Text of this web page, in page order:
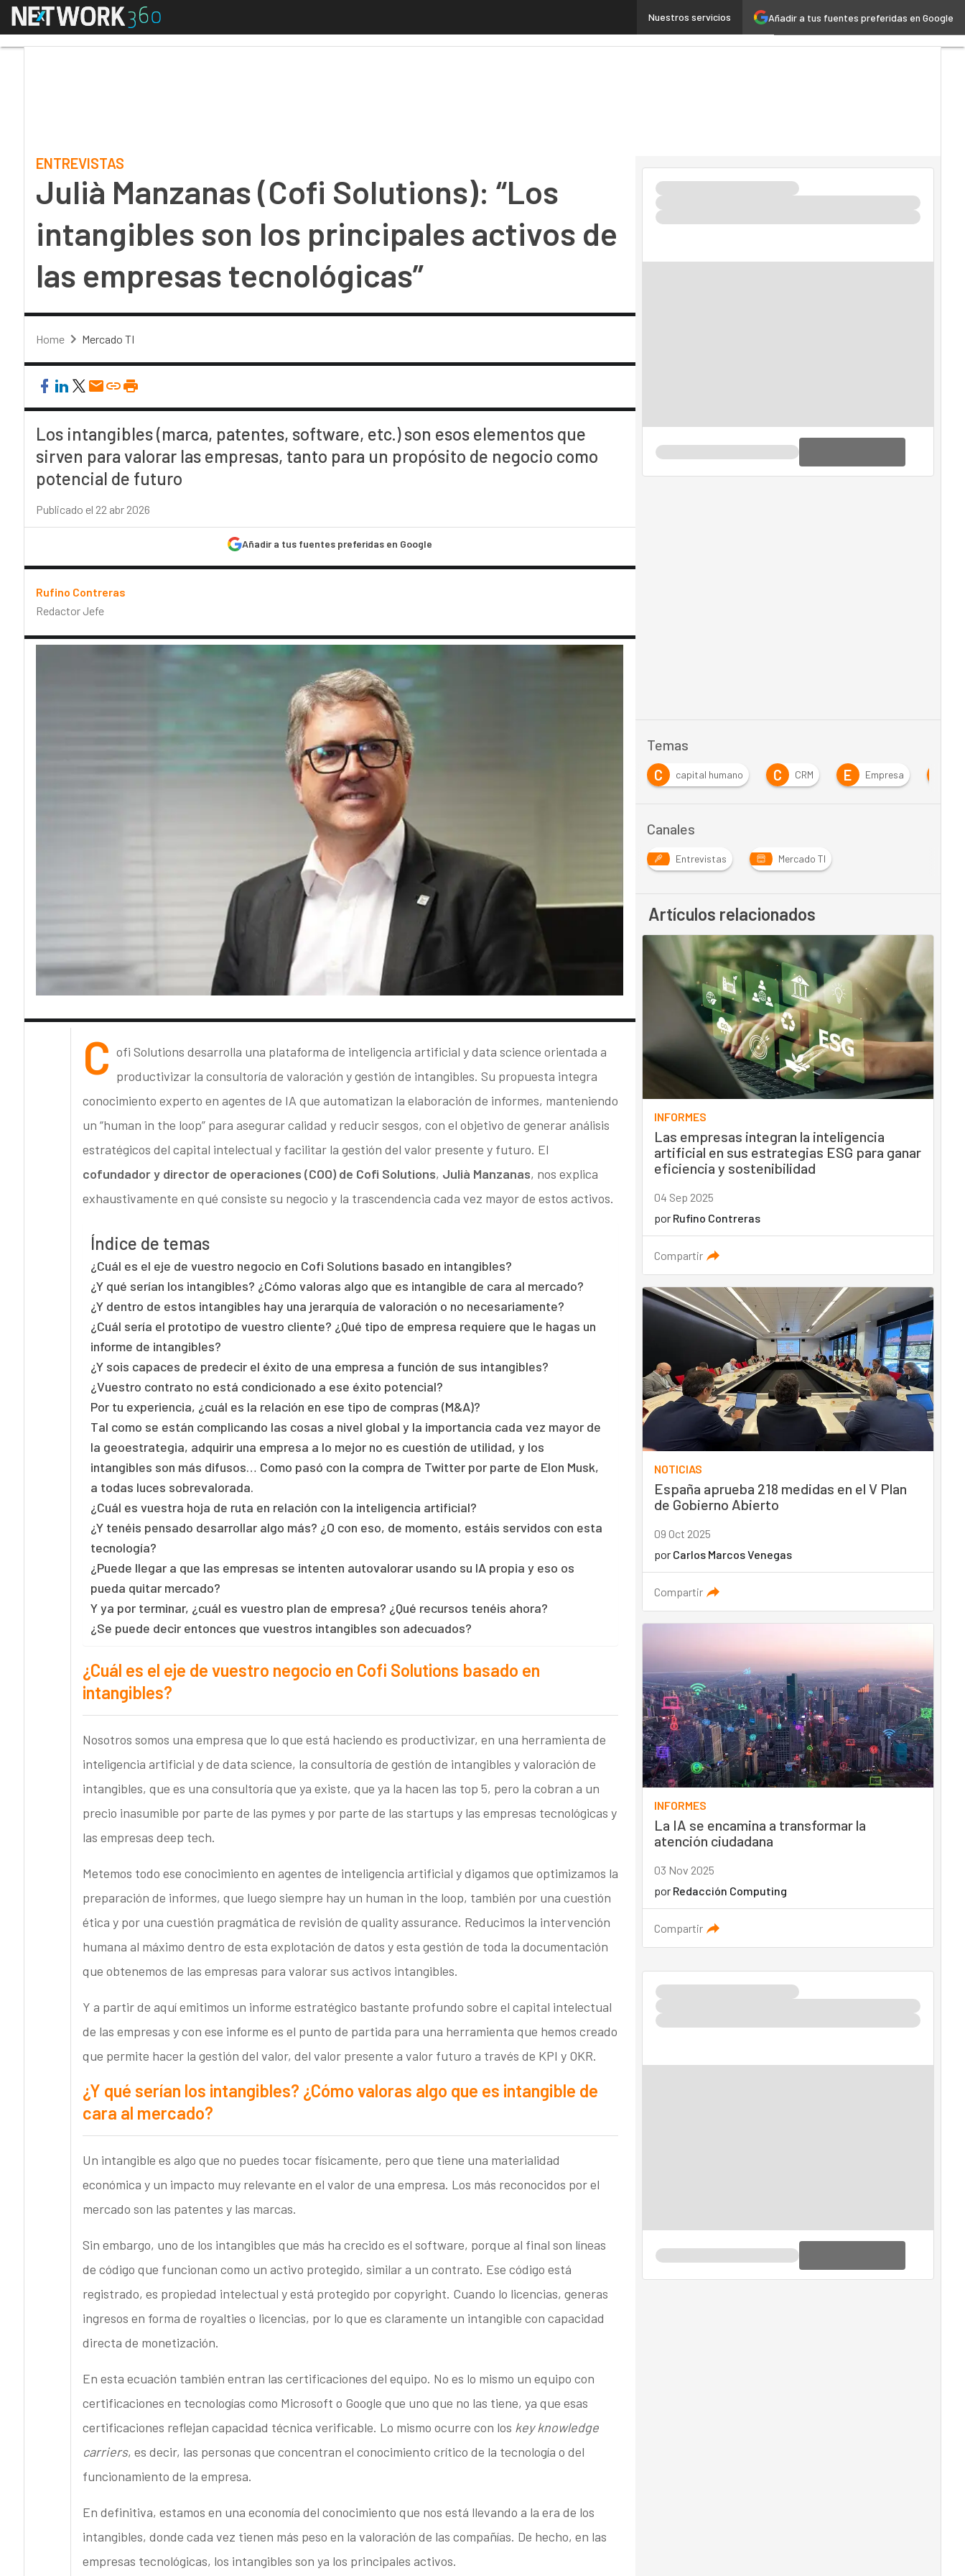
Añadir a tus fuentes preferidas en Google
Nuestros servicios
Menú Julià Manzanas (Cofi Solutions): “Los intangibles son los principales activos de las empresas tecnológicas”Premios
Computing
Movilidad
TI
ENTREVISTAS
Julià Manzanas (Cofi Solutions): “Los
intangibles son los principales activos de
las empresas tecnológicas”
Home Mercado TI
Los intangibles (marca, patentes, software, etc.) son esos elementos que
sirven para valorar las empresas, tanto para un propósito de negocio como
potencial de futuro
Publicado el 22 abr 2026
Añadir a tus fuentes preferidas en Google
Rufino Contreras
Redactor Jefe
C ofi Solutions desarrolla una plataforma de inteligencia artificial y data science orientada a
productivizar la consultoría de valoración y gestión de intangibles. Su propuesta integra
conocimiento experto en agentes de IA que automatizan la elaboración de informes, manteniendo
un “human in the loop” para asegurar calidad y reducir sesgos, con el objetivo de generar análisis
estratégicos del capital intelectual y facilitar la gestión del valor presente y futuro. El
cofundador y director de operaciones (COO) de Cofi Solutions, Julià Manzanas, nos explica
exhaustivamente en qué consiste su negocio y la trascendencia cada vez mayor de estos activos.
Índice de temas
¿Cuál es el eje de vuestro negocio en Cofi Solutions basado en intangibles?
¿Y qué serían los intangibles? ¿Cómo valoras algo que es intangible de cara al mercado?
¿Y dentro de estos intangibles hay una jerarquía de valoración o no necesariamente?
¿Cuál sería el prototipo de vuestro cliente? ¿Qué tipo de empresa requiere que le hagas un
informe de intangibles?
¿Y sois capaces de predecir el éxito de una empresa a función de sus intangibles?
¿Vuestro contrato no está condicionado a ese éxito potencial?
Por tu experiencia, ¿cuál es la relación en ese tipo de compras (M&A)?
Tal como se están complicando las cosas a nivel global y la importancia cada vez mayor de
la geoestrategia, adquirir una empresa a lo mejor no es cuestión de utilidad, y los
intangibles son más difusos… Como pasó con la compra de Twitter por parte de Elon Musk,
a todas luces sobrevalorada.
¿Cuál es vuestra hoja de ruta en relación con la inteligencia artificial?
¿Y tenéis pensado desarrollar algo más? ¿O con eso, de momento, estáis servidos con esta
tecnología?
¿Puede llegar a que las empresas se intenten autovalorar usando su IA propia y eso os
pueda quitar mercado?
Y ya por terminar, ¿cuál es vuestro plan de empresa? ¿Qué recursos tenéis ahora?
¿Se puede decir entonces que vuestros intangibles son adecuados?
¿Cuál es el eje de vuestro negocio en Cofi Solutions basado en
intangibles?
Nosotros somos una empresa que lo que está haciendo es productivizar, en una herramienta de
inteligencia artificial y de data science, la consultoría de gestión de intangibles y valoración de
intangibles, que es una consultoría que ya existe, que ya la hacen las top 5, pero la cobran a un
precio inasumible por parte de las pymes y por parte de las startups y las empresas tecnológicas y
las empresas deep tech.
Metemos todo ese conocimiento en agentes de inteligencia artificial y digamos que optimizamos la
preparación de informes, que luego siempre hay un human in the loop, también por una cuestión
ética y por una cuestión pragmática de revisión de quality assurance. Reducimos la intervención
humana al máximo dentro de esta explotación de datos y esta gestión de toda la documentación
que obtenemos de las empresas para valorar sus activos intangibles.
Y a partir de aquí emitimos un informe estratégico bastante profundo sobre el capital intelectual
de las empresas y con ese informe es el punto de partida para una herramienta que hemos creado
que permite hacer la gestión del valor, del valor presente a valor futuro a través de KPI y OKR.
¿Y qué serían los intangibles? ¿Cómo valoras algo que es intangible de
cara al mercado?
Un intangible es algo que no puedes tocar físicamente, pero que tiene una materialidad
económica y un impacto muy relevante en el valor de una empresa. Los más reconocidos por el
mercado son las patentes y las marcas.
Sin embargo, uno de los intangibles que más ha crecido es el software, porque al final son líneas
de código que funcionan como un activo protegido, similar a un contrato. Ese código está
registrado, es propiedad intelectual y está protegido por copyright. Cuando lo licencias, generas
ingresos en forma de royalties o licencias, por lo que es claramente un intangible con capacidad
directa de monetización.
En esta ecuación también entran las certificaciones del equipo. No es lo mismo un equipo con
certificaciones en tecnologías como Microsoft o Google que uno que no las tiene, ya que esas
certificaciones reflejan capacidad técnica verificable. Lo mismo ocurre con los key knowledge
carriers, es decir, las personas que concentran el conocimiento crítico de la tecnología o del
funcionamiento de la empresa.
En definitiva, estamos en una economía del conocimiento que nos está llevando a la era de los
intangibles, donde cada vez tienen más peso en la valoración de las compañías. De hecho, en las
empresas tecnológicas, los intangibles son ya los principales activos.
Temas
C capital humano C CRM E Empresa
Canales
Entrevistas Mercado TI
Artículos relacionados
INFORMES
Las empresas integran la inteligencia
artificial en sus estrategias ESG para ganar
eficiencia y sostenibilidad
04 Sep 2025
por Rufino Contreras
Compartir
NOTICIAS
España aprueba 218 medidas en el V Plan
de Gobierno Abierto
09 Oct 2025
por Carlos Marcos Venegas
Compartir
INFORMES
La IA se encamina a transformar la
atención ciudadana
03 Nov 2025
por Redacción Computing
Compartir